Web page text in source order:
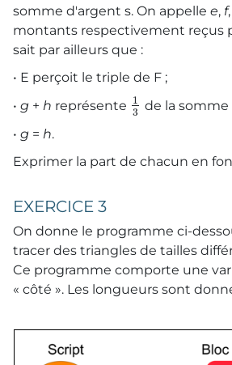
somme d'argent s. On appelle e, f,
montants respectivement reçus
sait par ailleurs que :
• E perçoit le triple de F ;
• g + h représente 1
3 de la somme
• g = h.
Exprimer la part de chacun en
EXERCICE 3
On donne le programme ci-
tracer des triangles de tailles
Ce programme comporte une
« côté ». Les longueurs sont